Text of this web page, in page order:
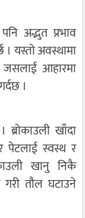
अद्भुत प्रभाव
यस्तो अवस्थामा
आहारमा
।
ब्रोकाउली खाँदा
र पेटलाई स्वस्थ र
खानु निकै
तौल घटाउने